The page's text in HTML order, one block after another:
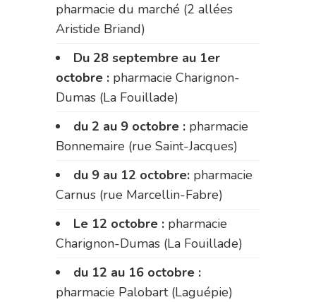
pharmacie du marché (2 allées
Aristide Briand)
Du 28 septembre au 1er
octobre : pharmacie Charignon-
Dumas (La Fouillade)
du 2 au 9 octobre : pharmacie
Bonnemaire (rue Saint-Jacques)
du 9 au 12 octobre: pharmacie
Carnus (rue Marcellin-Fabre)
Le 12 octobre : pharmacie
Charignon-Dumas (La Fouillade)
du 12 au 16 octobre :
pharmacie Palobart (Laguépie)